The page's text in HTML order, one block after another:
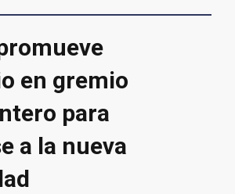
en gremio
para
a la nueva